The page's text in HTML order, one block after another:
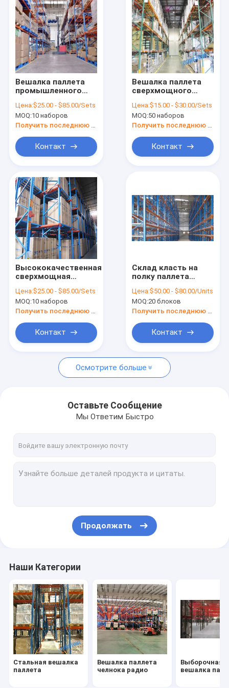
Продукты
О нас
Путешествие фабрики
Проверка качества
Новости
Случаи
Стальная вешалка паллета
Выборочная вешалка паллета
Промышленная вешалка хранения
Вешалка паллета
промышленного
выборочная
Цена:$25.00 - $85.00/Sets
MOQ:10 наборов
Получить последнюю цену
Контакт
Вешалка паллета
сверхмощного
многоуровневая
Цена:$15.00 - $30.00/Sets
MOQ:50 наборов
Получить последнюю цену
Контакт
Высококачественная
сверхмощная
полку паллета для
хранения склада
Цена:$25.00 - $85.00/Sets
MOQ:10 наборов
Получить последнюю цену
Контакт
Склад класть на
полку паллета
ironstone Нанкина
Цена:$50.00 - $80.00/Units
MOQ:20 блоков
Получить последнюю цену
Контакт
Осмотрите больше
Оставьте Сообщение
Мы Ответим Быстро
Продолжать
Наши Категории
Стальная вешалка
паллета
Вешалка паллета
челнока радио
Выборочная
вешалка